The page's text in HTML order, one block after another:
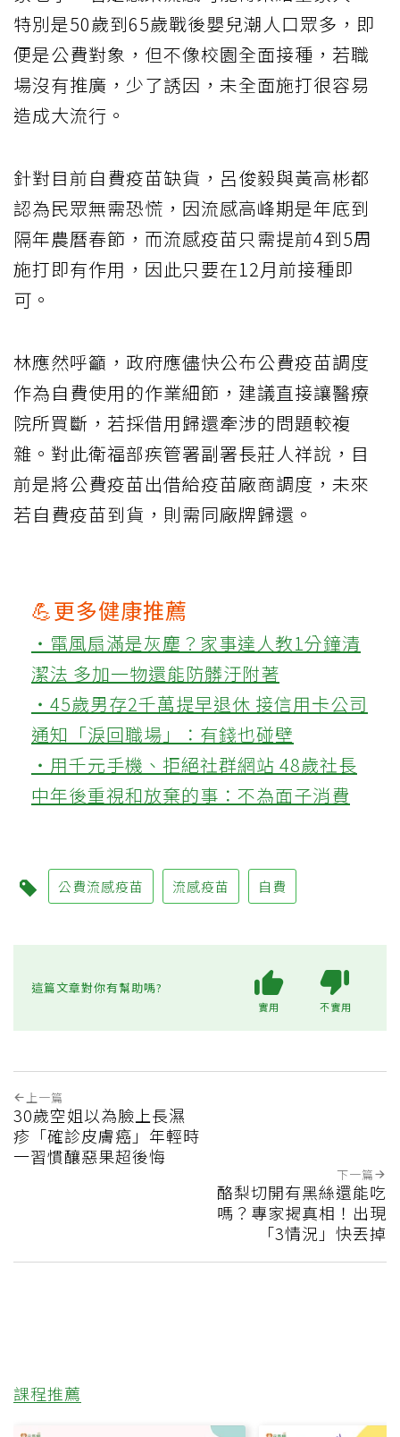
特別是50歲到65歲戰後嬰兒潮人口眾多，即
便是公費對象，但不像校園全面接種，若職
場沒有推廣，少了誘因，未全面施打很容易
造成大流行。
針對目前自費疫苗缺貨，呂俊毅與黃高彬都
認為民眾無需恐慌，因流感高峰期是年底到
隔年農曆春節，而流感疫苗只需提前4到5周
施打即有作用，因此只要在12月前接種即
可。
林應然呼籲，政府應儘快公布公費疫苗調度
作為自費使用的作業細節，建議直接讓醫療
院所買斷，若採借用歸還牽涉的問題較複
雜。對此衛福部疾管署副署長莊人祥說，目
前是將公費疫苗出借給疫苗廠商調度，未來
若自費疫苗到貨，則需同廠牌歸還。
💪更多健康推薦
‧電風扇滿是灰塵？家事達人教1分鐘清
潔法 多加一物還能防髒汙附著
‧45歲男存2千萬提早退休 接信用卡公司
通知「淚回職場」：有錢也碰壁
‧用千元手機、拒絕社群網站 48歲社長
中年後重視和放棄的事：不為面子消費
公費流感疫苗 流感疫苗 自費
這篇文章對你有幫助嗎?
實用 不實用
上一篇
30歲空姐以為臉上長濕
疹「確診皮膚癌」年輕時
一習慣釀惡果超後悔
下一篇
酪梨切開有黑絲還能吃
嗎？專家揭真相！出現
「3情況」快丟掉
課程推薦